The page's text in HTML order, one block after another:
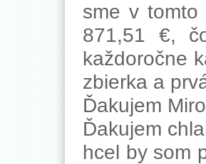
sme v
871,51 €,
každoročne
zbierka a
Ďakujem
Ďakujem
hcel by som